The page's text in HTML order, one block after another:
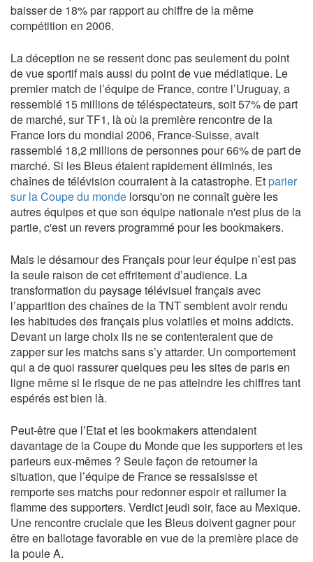
baisser de 18% par rapport au chiffre de la même
compétition en 2006.
La déception ne se ressent donc pas seulement du point
de vue sportif mais aussi du point de vue médiatique. Le
premier match de l’équipe de France, contre l’Uruguay, a
ressemblé 15 millions de téléspectateurs, soit 57% de part
de marché, sur TF1, là où la première rencontre de la
France lors du mondial 2006, France-Suisse, avait
rassemblé 18,2 millions de personnes pour 66% de part de
marché. Si les Bleus étaient rapidement éliminés, les
chaînes de télévision courraient à la catastrophe. Etparier
sur la Coupe du monde lorsqu'on ne connaît guère les
autres équipes et que son équipe nationale n'est plus de la
partie, c'est un revers programmé pour les bookmakers.
Mais le désamour des Français pour leur équipe n’est pas
la seule raison de cet effritement d’audience. La
transformation du paysage télévisuel français avec
l’apparition des chaînes de la TNT semblent avoir rendu
les habitudes des français plus volatiles et moins addicts.
Devant un large choix ils ne se contenteraient que de
zapper sur les matchs sans s’y attarder. Un comportement
qui a de quoi rassurer quelques peu les sites de paris en
ligne même si le risque de ne pas atteindre les chiffres tant
espérés est bien là.
Peut-être que l’Etat et les bookmakers attendaient
davantage de la Coupe du Monde que les supporters et les
parieurs eux-mêmes ? Seule façon de retourner la
situation, que l’équipe de France se ressaisisse et
remporte ses matchs pour redonner espoir et rallumer la
flamme des supporters. Verdict jeudi soir, face au Mexique.
Une rencontre cruciale que les Bleus doivent gagner pour
être en ballotage favorable en vue de la première place de
la poule A.